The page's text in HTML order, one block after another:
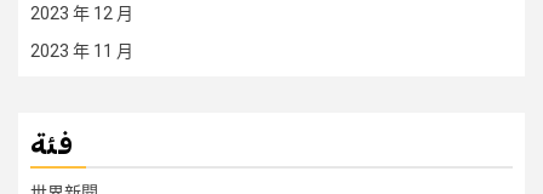
2023 年 12 月
2023 年 11 月
فئة